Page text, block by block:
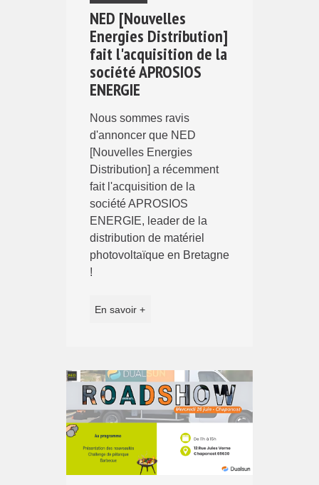
NED [Nouvelles
Energies Distribution]
fait l'acquisition de la
société APROSIOS
ENERGIE
Nous sommes ravis
d'annoncer que NED
[Nouvelles Energies
Distribution] a récemment
fait l'acquisition de la
société APROSIOS
ENERGIE, leader de la
distribution de matériel
photovoltaïque en Bretagne
!
En savoir +